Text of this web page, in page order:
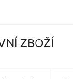
ZBOŽÍ